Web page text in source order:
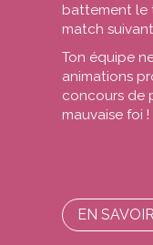
battement le
match
Ton équipe
animations
concours de
mauvaise foi !
EN